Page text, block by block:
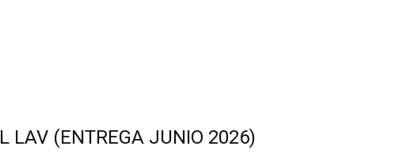
LAV (ENTREGA JUNIO 2026)